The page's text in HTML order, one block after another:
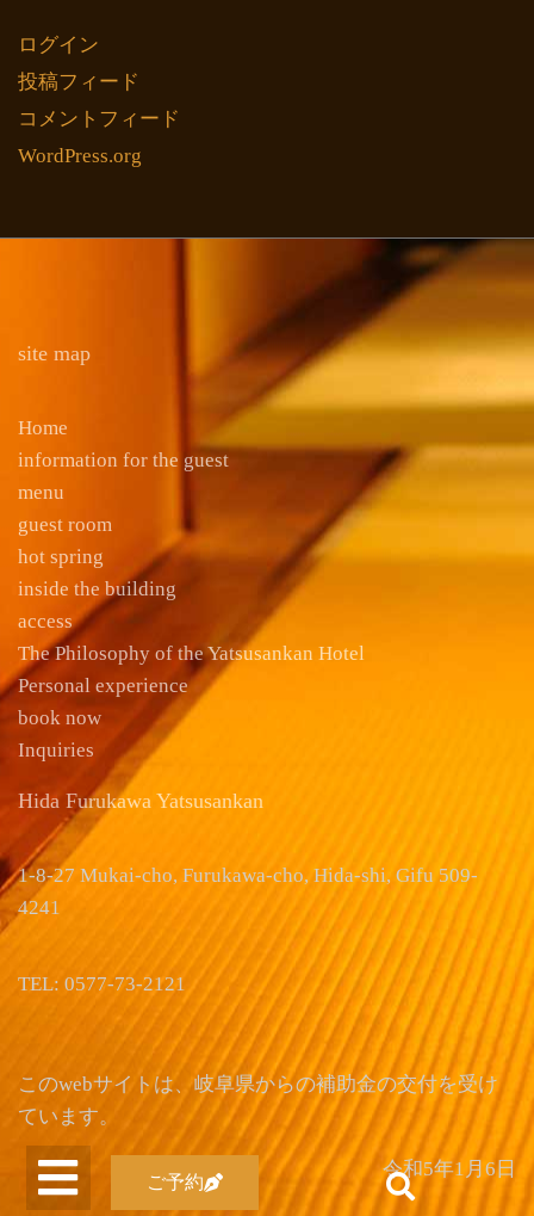
ご予約
ログイン
投稿フィード
コメントフィード
WordPress.org
site map
Home
information for the guest
menu
guest room
hot spring
inside the building
access
The Philosophy of the Yatsusankan Hotel
Personal experience
book now
Inquiries
Hida Furukawa Yatsusankan
1-8-27 Mukai-cho, Furukawa-cho, Hida-shi, Gifu 509-
4241
TEL: 0577-73-2121
このwebサイトは、岐阜県からの補助金の交付を受け
ています。
令和5年1月6日